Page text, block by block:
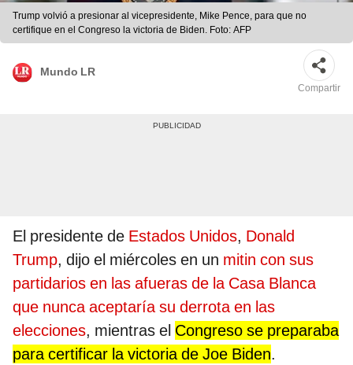
Trump volvió a presionar al vicepresidente, Mike Pence, para que no
certifique en el Congreso la victoria de Biden. Foto: AFP
Mundo LR
Compartir
El presidente de Estados Unidos, Donald
Trump, dijo el miércoles en un mitin con sus
partidarios en las afueras de la Casa Blanca
que nunca aceptaría su derrota en las
elecciones, mientras el Congreso se preparaba
para certificar la victoria de Joe Biden.